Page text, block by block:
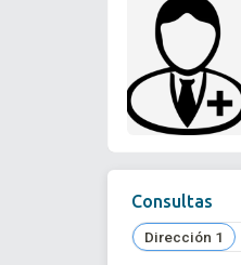
Consultas
Dirección 1